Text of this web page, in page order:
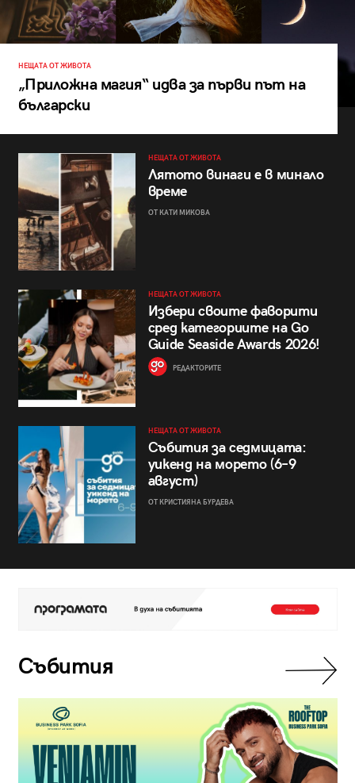
НЕЩАТА ОТ ЖИВОТА
„Приложна магия“ идва за първи път на
български
НЕЩАТА ОТ ЖИВОТА
Лятото винаги е в минало
време
ОТ КАТИ МИКОВА
НЕЩАТА ОТ ЖИВОТА
Избери своите фаворити
сред категориите на Go
Guide Seaside Awards 2026!
РЕДАКТОРИТЕ
НЕЩАТА ОТ ЖИВОТА
Събития за седмицата:
уикенд на морето (6–9
август)
ОТ КРИСТИЯНА БУРДЕВА
Събития